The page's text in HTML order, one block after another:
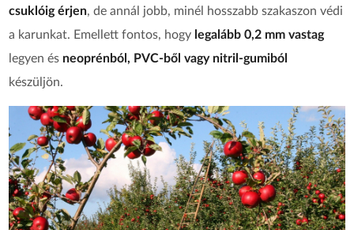
csuklóig érjen, de annál jobb, minél hosszabb szakaszon védi
a karunkat. Emellett fontos, hogy legalább 0,2 mm vastag
legyen és neoprénból, PVC-ből vagy nitril-gumiból
készüljön.